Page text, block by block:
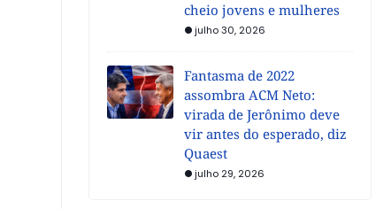
cheio jovens e mulheres
julho 30, 2026
Fantasma de 2022
assombra ACM Neto:
virada de Jerônimo deve
vir antes do esperado, diz
Quaest
julho 29, 2026